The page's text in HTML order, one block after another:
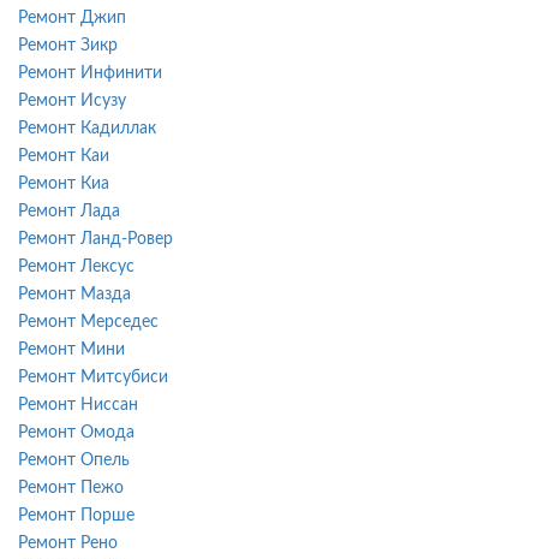
Ремонт Джип
Ремонт Зикр
Ремонт Инфинити
Ремонт Исузу
Ремонт Кадиллак
Ремонт Каи
Ремонт Киа
Ремонт Лада
Ремонт Ланд-Ровер
Ремонт Лексус
Ремонт Мазда
Ремонт Мерседес
Ремонт Мини
Ремонт Митсубиси
Ремонт Ниссан
Ремонт Омода
Ремонт Опель
Ремонт Пежо
Ремонт Порше
Ремонт Рено